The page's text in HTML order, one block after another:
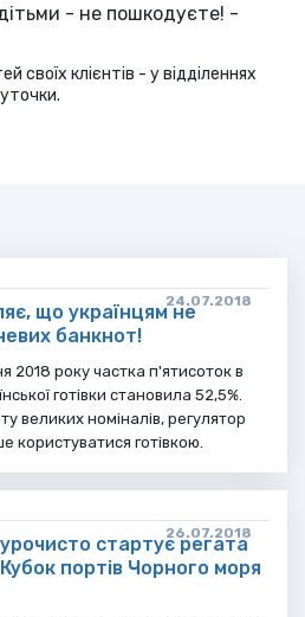
своїх клієнтів - у відділеннях
24.07.2018
що українцям не
банкнот!
2018 року частка п'ятисоток в
готівки становила 52,5%.
великих номіналів, регулятор
користуватися готівкою.
26.07.2018
стартує регата
портів Чорного моря